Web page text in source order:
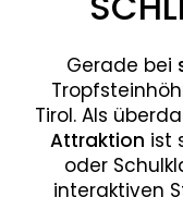
Gerade bei
Tirol. Als
Attraktion ist
oder
interaktiven